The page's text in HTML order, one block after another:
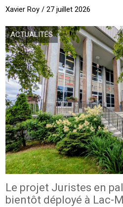
Xavier Roy / 27 juillet 2026
ACTUALITÉS
Le projet Juristes en
bientôt déployé à Lac-